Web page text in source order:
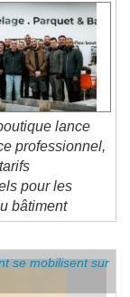
lance
professionnel,
pour les
bâtiment
se mobilisent sur